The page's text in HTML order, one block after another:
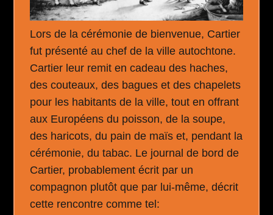
Lors de la cérémonie de bienvenue, Cartier
fut présenté au chef de la ville autochtone.
Cartier leur remit en cadeau des haches,
des couteaux, des bagues et des chapelets
pour les habitants de la ville, tout en offrant
aux Européens du poisson, de la soupe,
des haricots, du pain de maïs et, pendant la
cérémonie, du tabac. Le journal de bord de
Cartier, probablement écrit par un
compagnon plutôt que par lui-même, décrit
cette rencontre comme tel: